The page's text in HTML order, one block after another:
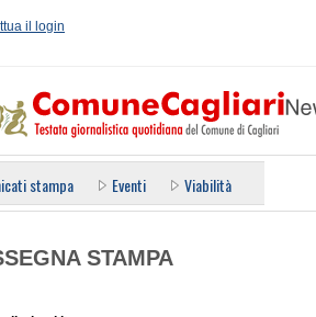
il login
stampa Eventi Viabilità
STAMPA